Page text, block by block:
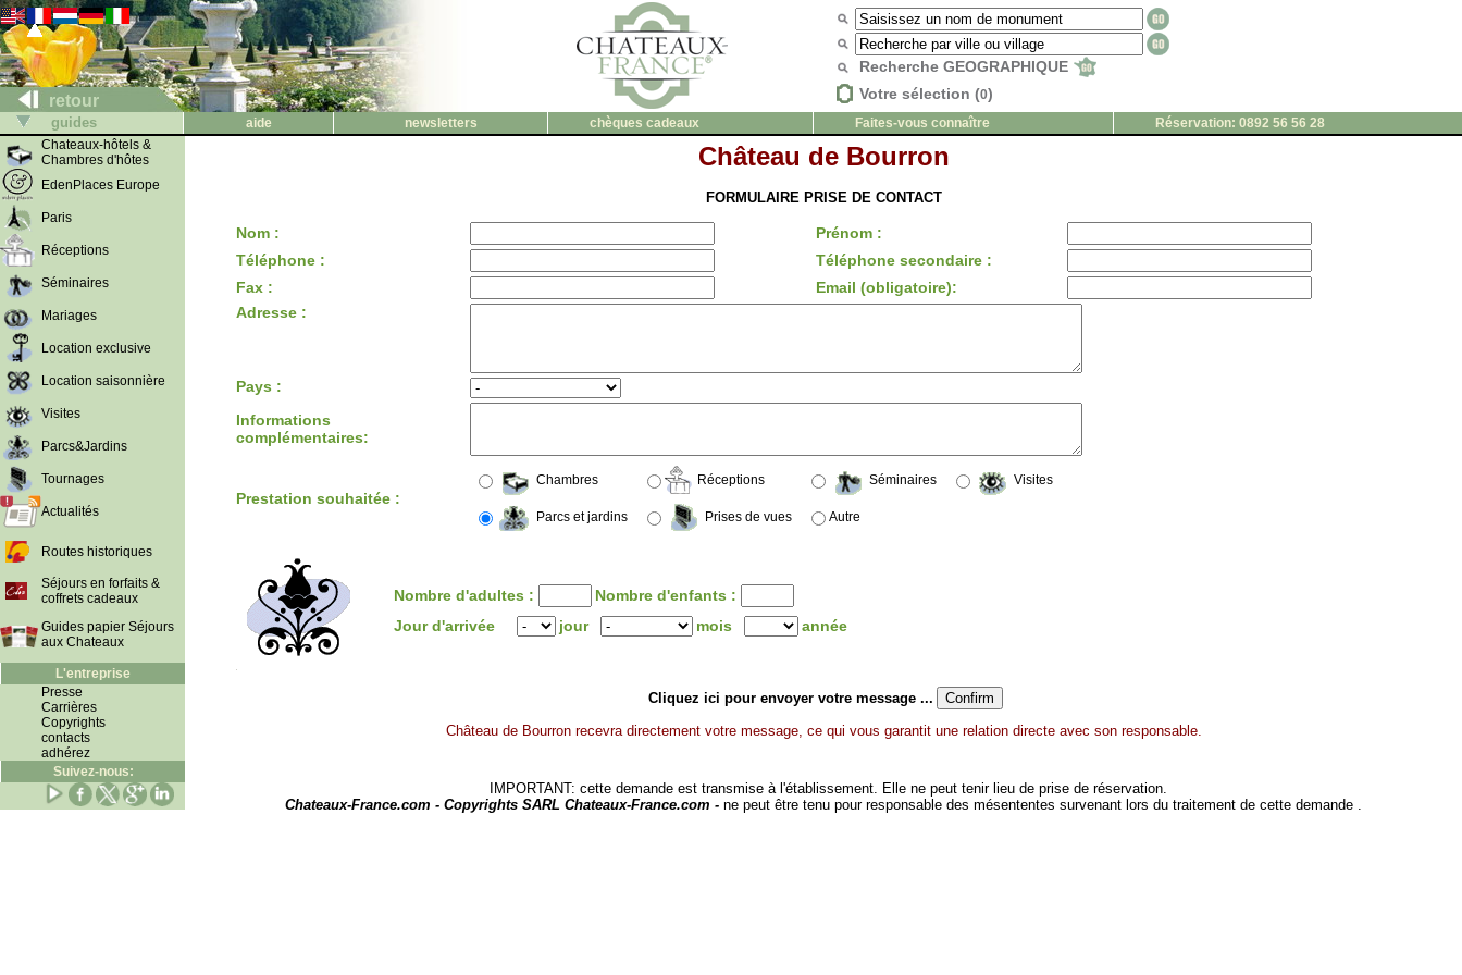
retour
Recherche GEOGRAPHIQUE
Votre sélection (0)
guides aide newsletters chèques cadeaux Faites-vous connaître
Réservation: 0892 56 56 28
Chateaux-hôtels &
Chambres d'hôtes
EdenPlaces Europe
Paris
Réceptions
Séminaires
Mariages
Location exclusive
Location saisonnière
Visites
Parcs&Jardins
Tournages
Actualités
Routes historiques
Séjours en forfaits &
coffrets cadeaux
Guides papier Séjours
aux Chateaux
L'entreprise
Presse
Carrières
Copyrights
contacts
adhérez
Suivez-nous:
Château de Bourron
FORMULAIRE PRISE DE CONTACT
Nom :
Prénom :
Téléphone :
Téléphone secondaire :
Fax :
Email (obligatoire):
Adresse :
Pays :
Informations
complémentaires:
Prestation souhaitée :
Chambres Réceptions Séminaires Visites
Parcs et jardins Prises de vues Autre
Nombre d'adultes :
Nombre d'enfants :
Jour d'arrivée
jour mois année
Cliquez ici pour envoyer votre message ...
Château de Bourron recevra directement votre message, ce qui vous garantit une relation directe avec son responsable.
IMPORTANT: cette demande est transmise à l'établissement. Elle ne peut tenir lieu de prise de réservation.
Chateaux-France.com - Copyrights SARL Chateaux-France.com - ne peut être tenu pour responsable des mésententes survenant lors du traitement de cette demande .